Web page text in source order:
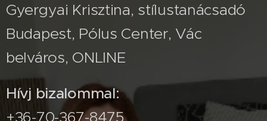
Gyergyai Krisztina, stílustanácsadó
Budapest, Pólus Center, Vác
belváros, ONLINE
Hívj bizalommal: